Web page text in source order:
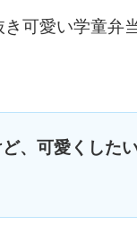
可愛い学童弁
、可愛くしたい